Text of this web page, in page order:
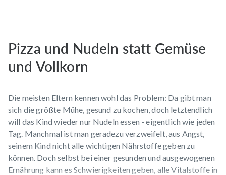
Pizza und Nudeln statt Gemüse
und Vollkorn
Die meisten Eltern kennen wohl das Problem: Da gibt man
sich die größte Mühe, gesund zu kochen, doch letztendlich
will das Kind wieder nur Nudeln essen - eigentlich wie jeden
Tag. Manchmal ist man geradezu verzweifelt, aus Angst,
seinem Kind nicht alle wichtigen Nährstoffe geben zu
können. Doch selbst bei einer gesunden und ausgewogenen
Ernährung kann es Schwierigkeiten geben, alle Vitalstoffe in